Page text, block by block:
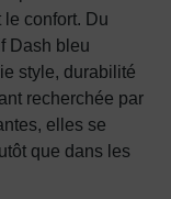
confort. Du
Dash bleu
style, durabilité
recherchée par
elles se
que dans les